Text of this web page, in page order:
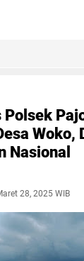
Woko,
Nasional
28, 2025 WIB